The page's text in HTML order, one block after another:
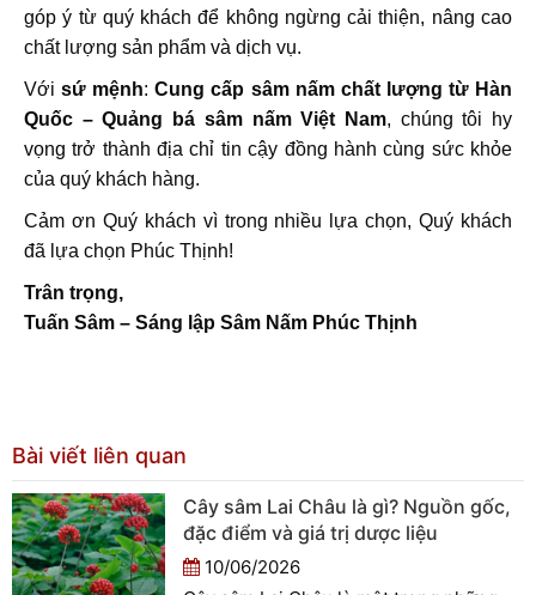
góp ý từ quý khách để không ngừng cải thiện, nâng cao
chất lượng sản phẩm và dịch vụ.
Vớisứ mệnh:Cung cấp sâm nấm chất lượng từ Hàn
Quốc – Quảng bá sâm nấm Việt Nam, chúng tôi hy
vọng trở thành địa chỉ tin cậy đồng hành cùng sức khỏe
của quý khách hàng.
Cảm ơn Quý khách vì trong nhiều lựa chọn, Quý khách
đã lựa chọn Phúc Thịnh!
Trân trọng,
Tuấn Sâm – Sáng lập Sâm Nấm Phúc Thịnh
Bài viết liên quan
Cây sâm Lai Châu là gì? Nguồn gốc,
đặc điểm và giá trị dược liệu
10/06/2026